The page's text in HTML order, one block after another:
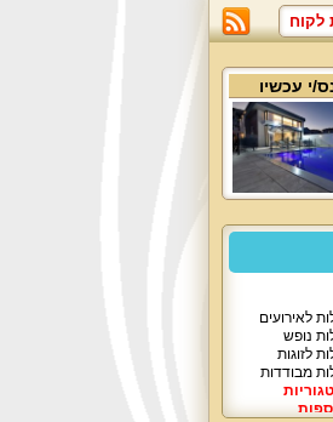
לקוח
י עכשיו
לאירועים
נופש
לזוגות
מבודדות